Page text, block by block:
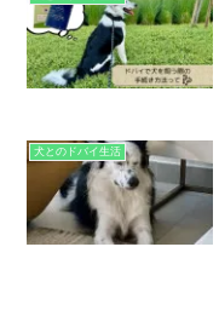
犬とのドバイ生活